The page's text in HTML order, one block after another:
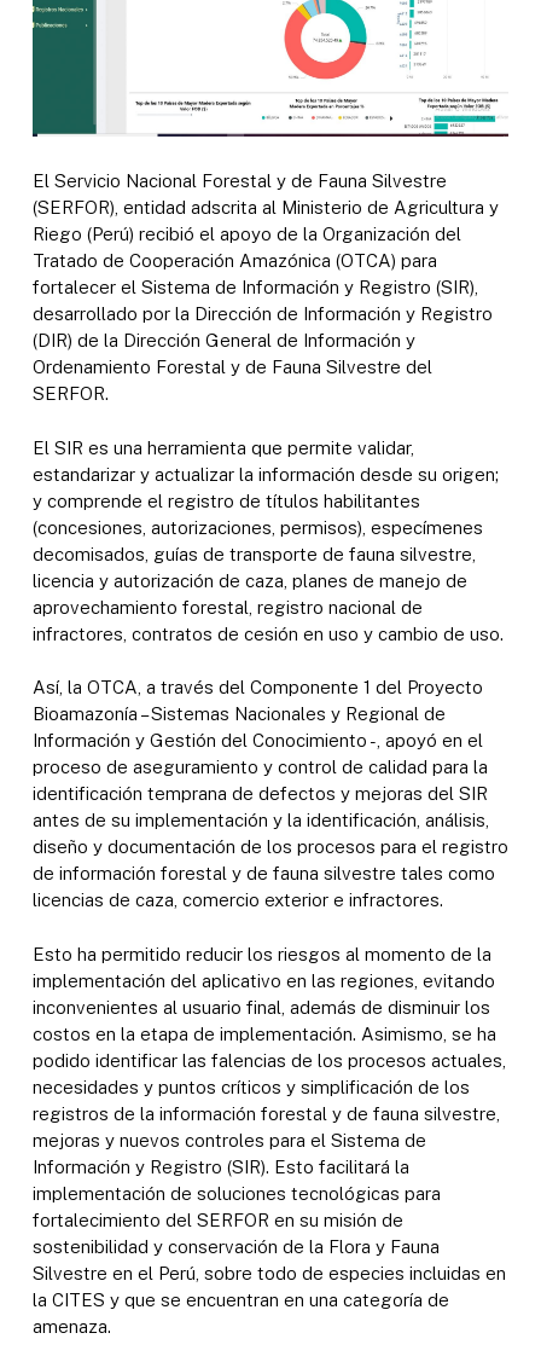
El Servicio Nacional Forestal y de Fauna Silvestre
(SERFOR), entidad adscrita al Ministerio de Agricultura y
Riego (Perú) recibió el apoyo de la Organización del
Tratado de Cooperación Amazónica (OTCA) para
fortalecer el Sistema de Información y Registro (SIR),
desarrollado por la Dirección de Información y Registro
(DIR) de la Dirección General de Información y
Ordenamiento Forestal y de Fauna Silvestre del
SERFOR.
El SIR es una herramienta que permite validar,
estandarizar y actualizar la información desde su origen;
y comprende el registro de títulos habilitantes
(concesiones, autorizaciones, permisos), especímenes
decomisados, guías de transporte de fauna silvestre,
licencia y autorización de caza, planes de manejo de
aprovechamiento forestal, registro nacional de
infractores, contratos de cesión en uso y cambio de uso.
Así, la OTCA, a través del Componente 1 del Proyecto
Bioamazonía – Sistemas Nacionales y Regional de
Información y Gestión del Conocimiento -, apoyó en el
proceso de aseguramiento y control de calidad para la
identificación temprana de defectos y mejoras del SIR
antes de su implementación y la identificación, análisis,
diseño y documentación de los procesos para el registro
de información forestal y de fauna silvestre tales como
licencias de caza, comercio exterior e infractores.
Esto ha permitido reducir los riesgos al momento de la
implementación del aplicativo en las regiones, evitando
inconvenientes al usuario final, además de disminuir los
costos en la etapa de implementación. Asimismo, se ha
podido identificar las falencias de los procesos actuales,
necesidades y puntos críticos y simplificación de los
registros de la información forestal y de fauna silvestre,
mejoras y nuevos controles para el Sistema de
Información y Registro (SIR). Esto facilitará la
implementación de soluciones tecnológicas para
fortalecimiento del SERFOR en su misión de
sostenibilidad y conservación de la Flora y Fauna
Silvestre en el Perú, sobre todo de especies incluidas en
la CITES y que se encuentran en una categoría de
amenaza.